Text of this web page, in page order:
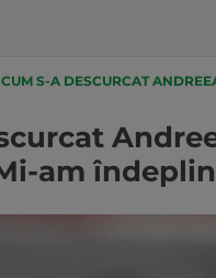
CUM S-A DESCURCAT
am